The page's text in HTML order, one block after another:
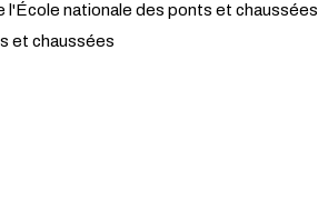
l'École nationale des ponts et chaussées
et chaussées